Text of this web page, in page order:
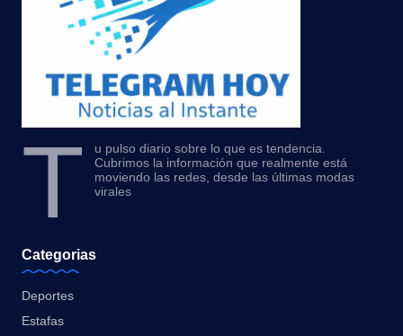
T
u pulso diario sobre lo que es tendencia.
Cubrimos la información que realmente está
moviendo las redes, desde las últimas modas
virales
Categorias
Deportes
Estafas